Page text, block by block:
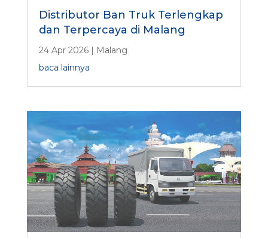
Distributor Ban Truk Terlengkap
dan Terpercaya di Malang
24 Apr 2026| Malang
baca lainnya